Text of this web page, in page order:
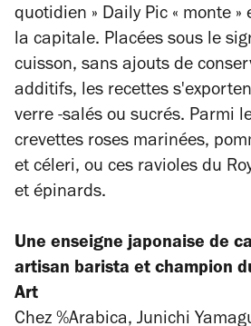
quotidien » Daily Pic « monte »
la capitale. Placées sous le
cuisson, sans ajouts de
additifs, les recettes
verre -salés ou sucrés. Parmi
crevettes roses marinées,
et céleri, ou ces ravioles du
et épinards.
Une enseigne japonaise de
artisan barista et champion
Art
Chez %Arabica, Junichi